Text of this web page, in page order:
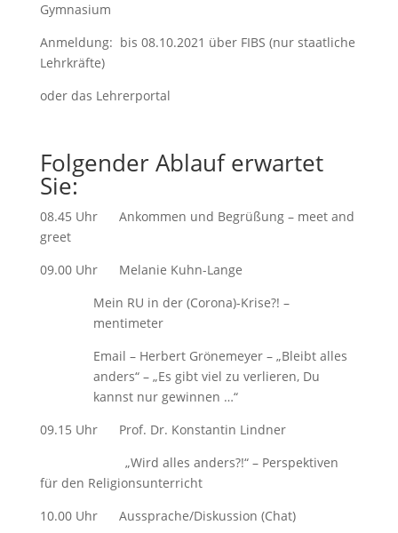
Gymnasium
Anmeldung: bis 08.10.2021 über FIBS (nur staatliche
Lehrkräfte)
oder das Lehrerportal
Folgender Ablauf erwartet
Sie:
08.45 Uhr Ankommen und Begrüßung – meet and
greet
09.00 Uhr Melanie Kuhn-Lange
Mein RU in der (Corona)-Krise?! –
mentimeter
Email – Herbert Grönemeyer – „Bleibt alles
anders“ – „Es gibt viel zu verlieren, Du
kannst nur gewinnen …“
09.15 Uhr Prof. Dr. Konstantin Lindner
„Wird alles anders?!“ – Perspektiven
für den Religionsunterricht
10.00 Uhr Aussprache/Diskussion (Chat)